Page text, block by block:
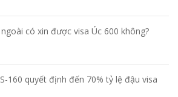
có xin được visa Úc 600 không?
160 quyết định đến 70% tỷ lệ đậu visa